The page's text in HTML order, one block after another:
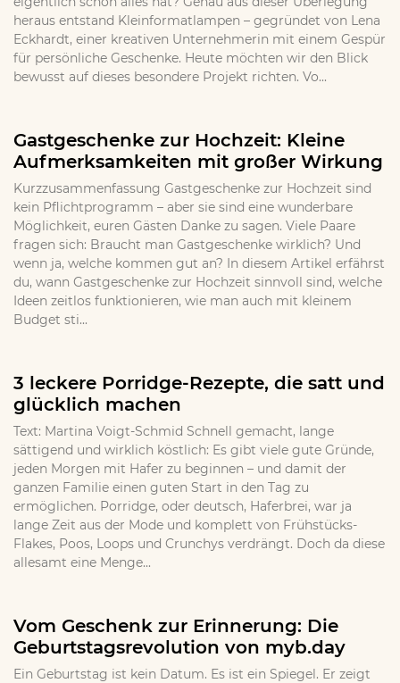
heraus entstand Kleinformatlampen – gegründet von Lena
Eckhardt, einer kreativen Unternehmerin mit einem Gespür
für persönliche Geschenke. Heute möchten wir den Blick
bewusst auf dieses besondere Projekt richten. Vo...
Gastgeschenke zur Hochzeit: Kleine
Aufmerksamkeiten mit großer Wirkung
Kurzzusammenfassung Gastgeschenke zur Hochzeit sind
kein Pflichtprogramm – aber sie sind eine wunderbare
Möglichkeit, euren Gästen Danke zu sagen. Viele Paare
fragen sich: Braucht man Gastgeschenke wirklich? Und
wenn ja, welche kommen gut an? In diesem Artikel erfährst
du, wann Gastgeschenke zur Hochzeit sinnvoll sind, welche
Ideen zeitlos funktionieren, wie man auch mit kleinem
Budget sti...
3 leckere Porridge-Rezepte, die satt und
glücklich machen
Text: Martina Voigt-Schmid Schnell gemacht, lange
sättigend und wirklich köstlich: Es gibt viele gute Gründe,
jeden Morgen mit Hafer zu beginnen – und damit der
ganzen Familie einen guten Start in den Tag zu
ermöglichen. Porridge, oder deutsch, Haferbrei, war ja
lange Zeit aus der Mode und komplett von Frühstücks-
Flakes, Poos, Loops und Crunchys verdrängt. Doch da diese
allesamt eine Menge...
Vom Geschenk zur Erinnerung: Die
Geburtstagsrevolution von myb.day
Ein Geburtstag ist kein Datum. Es ist ein Spiegel. Er zeigt